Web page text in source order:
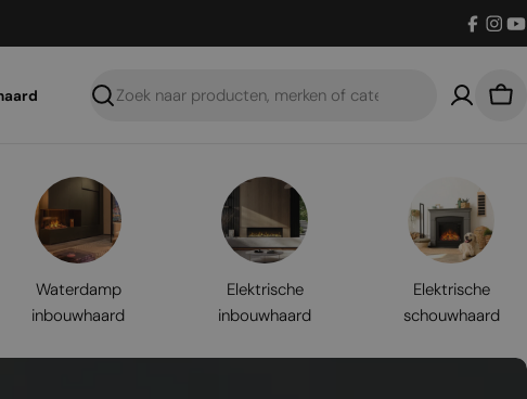
Zoeken
Waterdamp
inbouwhaard
Elektrische
inbouwhaard
Elektrische
schouwhaard